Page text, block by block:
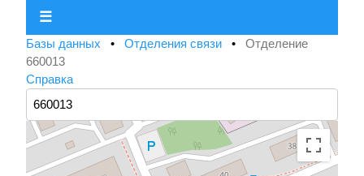
☰
Базы данных • Отделения связи • Отделение
660013
Справка